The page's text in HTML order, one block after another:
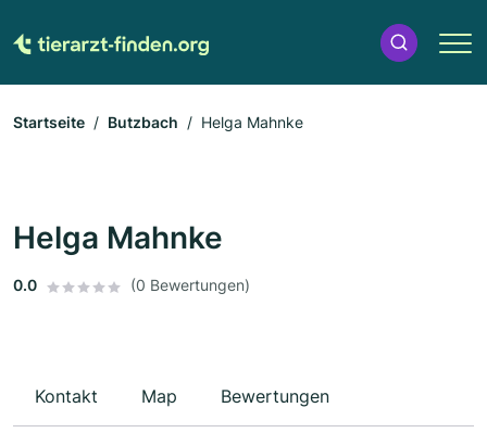
Startseite Butzbach Helga Mahnke
Helga Mahnke
0.0 (0 Bewertungen)
Kontakt Map Bewertungen